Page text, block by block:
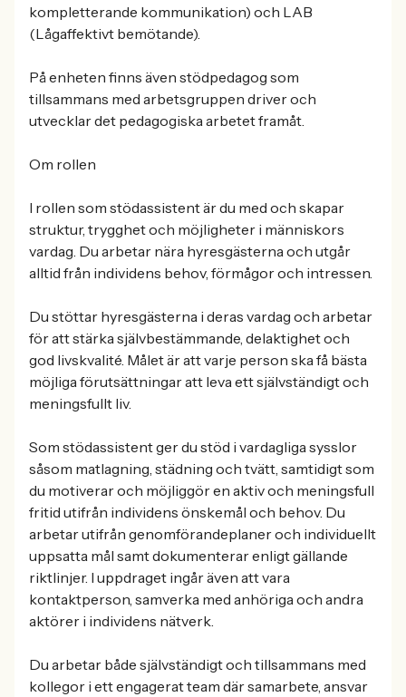
kompletterande kommunikation) och LAB
(Lågaffektivt bemötande).
På enheten finns även stödpedagog som
tillsammans med arbetsgruppen driver och
utvecklar det pedagogiska arbetet framåt.
Om rollen
I rollen som stödassistent är du med och skapar
struktur, trygghet och möjligheter i människors
vardag. Du arbetar nära hyresgästerna och utgår
alltid från individens behov, förmågor och intressen.
Du stöttar hyresgästerna i deras vardag och arbetar
för att stärka självbestämmande, delaktighet och
god livskvalité. Målet är att varje person ska få bästa
möjliga förutsättningar att leva ett självständigt och
meningsfullt liv.
Som stödassistent ger du stöd i vardagliga sysslor
såsom matlagning, städning och tvätt, samtidigt som
du motiverar och möjliggör en aktiv och meningsfull
fritid utifrån individens önskemål och behov. Du
arbetar utifrån genomförandeplaner och individuellt
uppsatta mål samt dokumenterar enligt gällande
riktlinjer. I uppdraget ingår även att vara
kontaktperson, samverka med anhöriga och andra
aktörer i individens nätverk.
Du arbetar både självständigt och tillsammans med
kollegor i ett engagerat team där samarbete, ansvar